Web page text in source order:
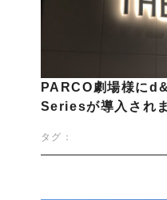
PARCO劇場様に
Seriesが導入され
タグ：